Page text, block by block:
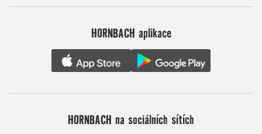
HORNBACH aplikace
HORNBACH na sociálních sítích